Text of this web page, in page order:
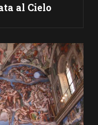
al Cielo